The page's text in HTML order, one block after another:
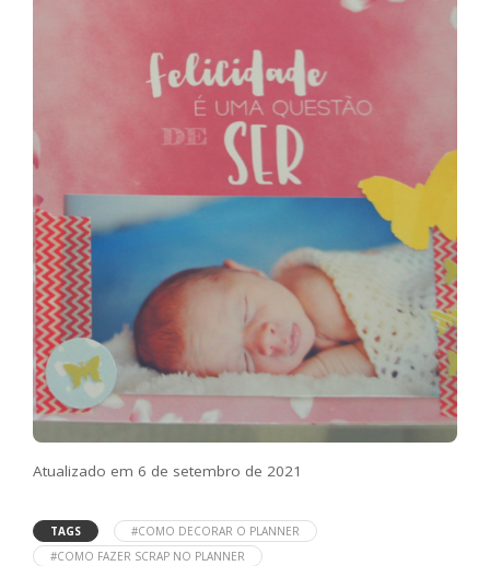
Atualizado em 6 de setembro de 2021
TAGS
#COMO DECORAR O PLANNER
#COMO FAZER SCRAP NO PLANNER